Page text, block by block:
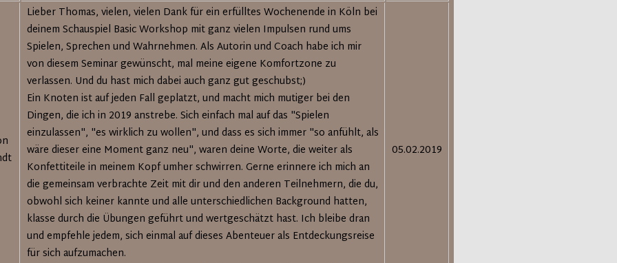
Lieber Thomas, vielen, vielen Dank für ein erfülltes Wochenende in Köln bei
deinem Schauspiel Basic Workshop mit ganz vielen Impulsen rund ums
Spielen, Sprechen und Wahrnehmen. Als Autorin und Coach habe ich mir
von diesem Seminar gewünscht, mal meine eigene Komfortzone zu
verlassen. Und du hast mich dabei auch ganz gut geschubst;)
Ein Knoten ist auf jeden Fall geplatzt, und macht mich mutiger bei den
Dingen, die ich in 2019 anstrebe. Sich einfach mal auf das "Spielen
einzulassen", "es wirklich zu wollen", und dass es sich immer "so anfühlt, als
wäre dieser eine Moment ganz neu", waren deine Worte, die weiter als
Konfettiteile in meinem Kopf umher schwirren. Gerne erinnere ich mich an
die gemeinsam verbrachte Zeit mit dir und den anderen Teilnehmern, die du,
obwohl sich keiner kannte und alle unterschiedlichen Background hatten,
klasse durch die Übungen geführt und wertgeschätzt hast. Ich bleibe dran
und empfehle jedem, sich einmal auf dieses Abenteuer als Entdeckungsreise
für sich aufzumachen.
05.02.2019